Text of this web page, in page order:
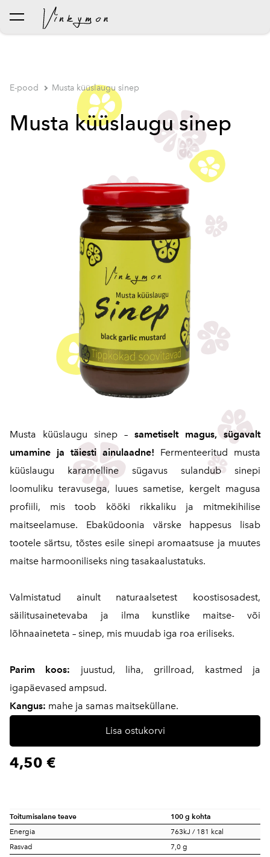
lisati ostukorvi.
E-pood Musta küüslaugu sinep
Toitumisalane teave 100 g kohta
Energia
763kJ / 181 kcal
Rasvad
7,0 g
Musta küüslaugu sinep
Musta küüslaugu sinep – sametiselt magus, sügavalt
umamine ja täiesti ainulaadne! Fermenteeritud musta
küüslaugu karamelline sügavus sulandub sinepi
loomuliku teravusega, luues sametise, kergelt magusa
profiili, mis toob kööki rikkaliku ja mitmekihilise
maitseelamuse. Ebaküdoonia värske happesus lisab
tootele särtsu, tõstes esile sinepi aromaatsuse ja muutes
maitse harmooniliseks ning tasakaalustatuks.
Valmistatud ainult naturaalsetest koostisosadest,
säilitusainetevaba ja ilma kunstlike maitse- või
lõhnaaineteta – sinep, mis muudab iga roa eriliseks.
Parim koos: juustud, liha, grillroad, kastmed ja
igapäevased ampsud.
Kangus: mahe ja samas maitseküllane.
Lisa ostukorvi
4,50 €